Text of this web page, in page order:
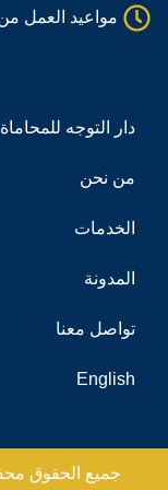
1
مواعيد العمل من ٩ صباحا إلي ٩
دار التوجه للمحاماة
من نحن
الخدمات
المدونة
تواصل معنا
English
جميع الحقوق محفوظة لسنة